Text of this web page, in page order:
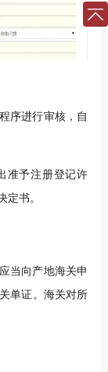
序进行审核，自
准予注册登记许
定书。
当向产地海关申
单证。海关对所